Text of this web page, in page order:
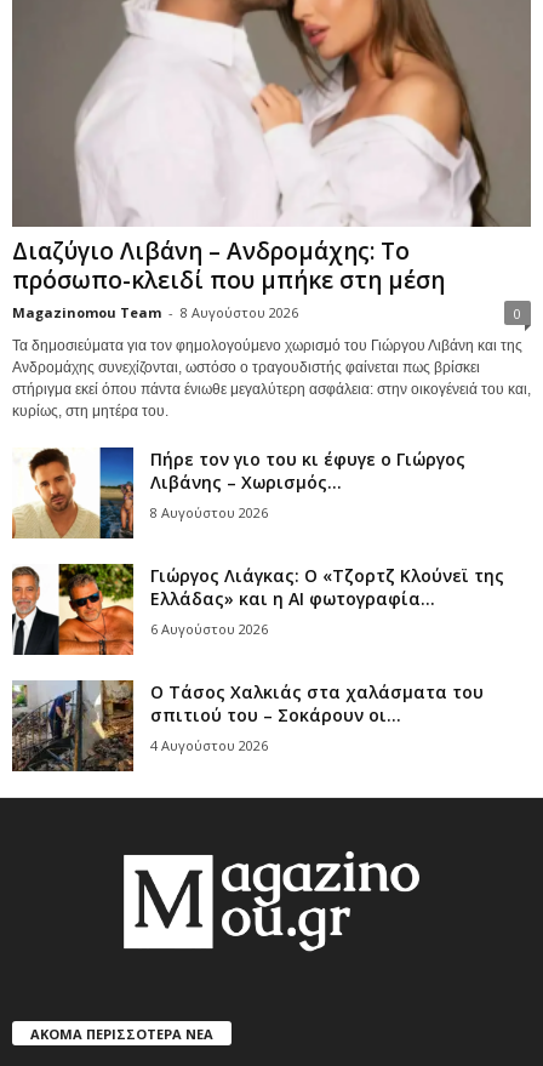
Διαζύγιο Λιβάνη – Ανδρομάχης: Το
πρόσωπο-κλειδί που μπήκε στη μέση
Magazinomou Team - 8 Αυγούστου 2026 0
Τα δημοσιεύματα για τον φημολογούμενο χωρισμό του Γιώργου Λιβάνη και της
Ανδρομάχης συνεχίζονται, ωστόσο ο τραγουδιστής φαίνεται πως βρίσκει
στήριγμα εκεί όπου πάντα ένιωθε μεγαλύτερη ασφάλεια: στην οικογένειά του και,
κυρίως, στη μητέρα του.
Πήρε τον γιο του κι έφυγε ο Γιώργος
Λιβάνης – Χωρισμός...
8 Αυγούστου 2026
Γιώργος Λιάγκας: Ο «Τζορτζ Κλούνεϊ της
Ελλάδας» και η AI φωτογραφία...
6 Αυγούστου 2026
Ο Τάσος Χαλκιάς στα χαλάσματα του
σπιτιού του – Σοκάρουν οι...
4 Αυγούστου 2026
ΑΚΟΜΑ ΠΕΡΙΣΣΟΤΕΡΑ ΝΕΑ